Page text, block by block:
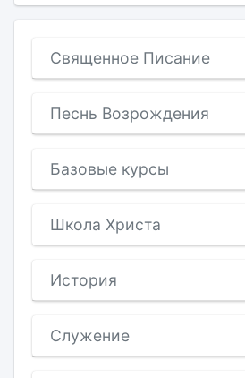
Священное Писание
Песнь Возрождения
Базовые курсы
Школа Христа
История
Служение